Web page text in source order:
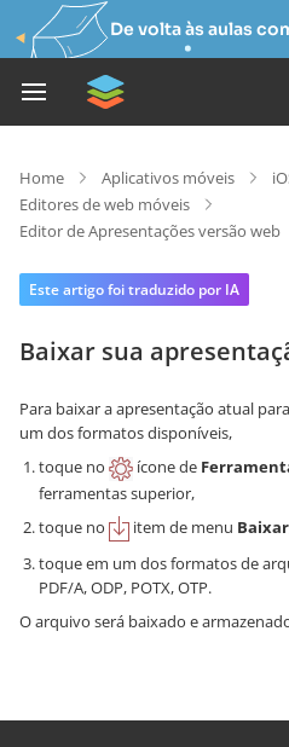
De volta às aulas
Home Aplicativos móveis
Editores de web móveis
Editor de Apresentações versão web
Este artigo foi traduzido por IA
Baixar sua
Para baixar a apresentação atual
um dos formatos disponíveis,
toque no
ícone de
ferramentas superior,
toque no
item de menu Baixar
toque em um dos formatos de
PDF/A, ODP, POTX, OTP.
O arquivo será baixado e